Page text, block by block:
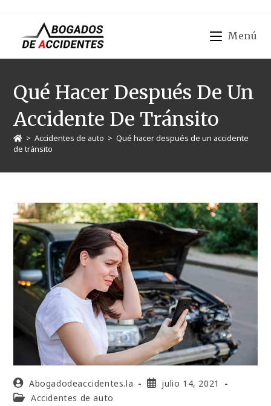
Menú
Qué Hacer Después De Un
Accidente De Tránsito
> Accidentes de auto > Qué hacer después de un accidente
de tránsito
Abogadodeaccidentes.la
julio 14, 2021
Accidentes de auto